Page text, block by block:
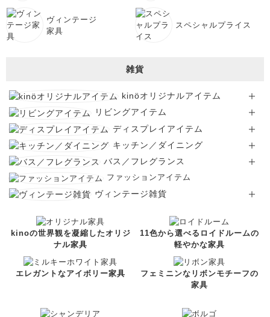
ヴィンテージ
家具
スペシャルプライス
雑貨
kinöオリジナルアイテム
リビングアイテム
ディスプレイアイテム
キッチン／ダイニング
バス／フレグランス
ファッションアイテム
ヴィンテージ雑貨
kinoの世界観を凝縮したオリジ
ナル家具
11色から選べるロイドルームの
軽やかな家具
エレガントなアイボリー家具
フェミニンなリボンモチーフの
家具